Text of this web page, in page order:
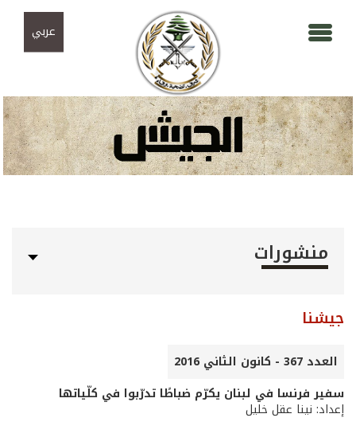
عربي
منشورات
جيشنا
العدد 367 - كانون الثاني 2016
سفير فرنسا في لبنان يكرّم ضباطًا تدرّبوا في كلّياتها
إعداد: نينا عقل خليل